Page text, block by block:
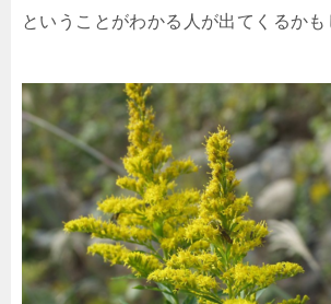
ということがわかる人が出てくるかも